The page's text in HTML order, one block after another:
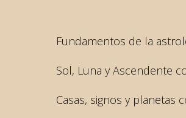
Fundamentos de la
Sol, Luna y Ascendente
Casas, signos y